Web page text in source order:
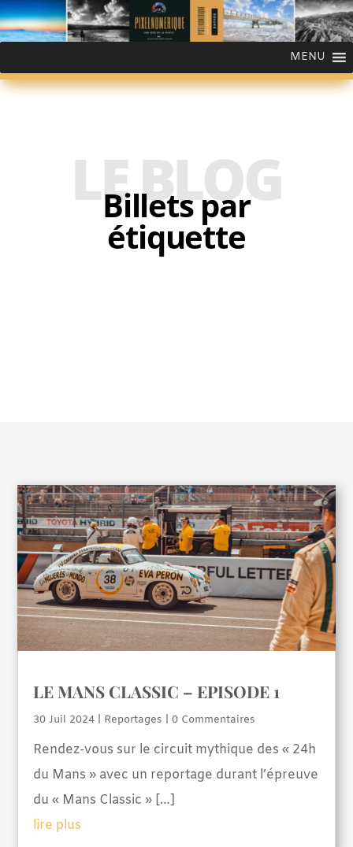
MENU
LE BLOG
Billets par
étiquette
LE MANS CLASSIC – EPISODE 1
30 Juil 2024 Reportages | 0 Commentaires
Rendez-vous sur le circuit mythique des « 24h
du Mans » avec un reportage durant l’épreuve
du « Mans Classic » […]
lire plus